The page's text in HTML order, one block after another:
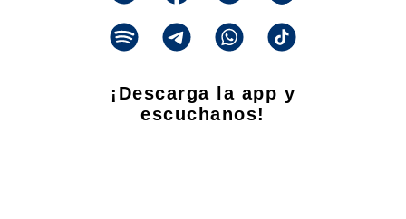
¡Descarga la app y
escuchanos!